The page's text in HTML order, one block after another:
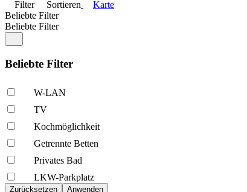
Filter
Sortieren
Karte
Beliebte Filter
Beliebte Filter
Beliebte Filter
W-LAN
TV
Kochmöglich­keit
Getrennte Betten
Privates Bad
LKW-Parkplatz